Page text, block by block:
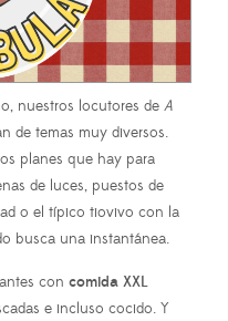
nuestros locutores de A
de temas muy diversos.
planes que hay para
de luces, puestos de
o el típico tiovivo con la
busca una instantánea.
con comida XXL
e incluso cocido. Y